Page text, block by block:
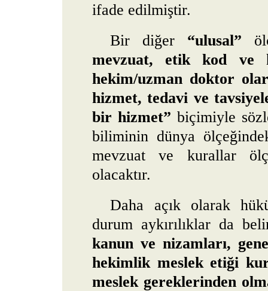
ifade edilmiştir.
Bir diğer “ulusal”
mevzuat, etik kod ve
hekim/uzman doktor
hizmet, tedavi ve
bir hizmet” biçimiyle
biliminin dünya
mevzuat ve kurallar
olacaktır.
Daha açık olarak
durum aykırılıklar da
kanun ve nizamları,
hekimlik meslek etiği
meslek gereklerinden